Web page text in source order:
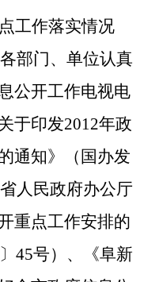
工作落实情况
部门、单位认真
公开工作电视电
于印发2012年政
通知》（国办发
人民政府办公厅
重点工作安排的
〕 45号）、《阜新